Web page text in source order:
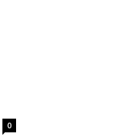
0